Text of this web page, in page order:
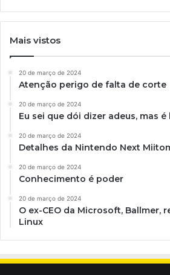
Mais vistos
20 de março de 2024
Atenção perigo de falta de corte
20 de março de 2024
Eu sei que dói dizer adeus, mas
20 de março de 2024
Detalhes da Nintendo Next
20 de março de 2024
Conhecimento é poder
20 de março de 2024
O ex-CEO da Microsoft, Ballmer,
Linux